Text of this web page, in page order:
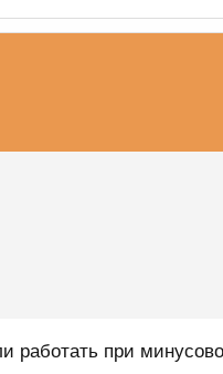
работать при